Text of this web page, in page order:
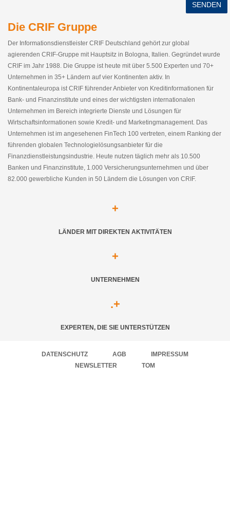
SENDEN
Die CRIF Gruppe
Der Informationsdienstleister CRIF Deutschland gehört zur global
agierenden CRIF-Gruppe mit Hauptsitz in Bologna, Italien. Gegründet wurde
CRIF im Jahr 1988. Die Gruppe ist heute mit über 5.500 Experten und 70+
Unternehmen in 35+ Ländern auf vier Kontinenten aktiv. In
Kontinentaleuropa ist CRIF führender Anbieter von Kreditinformationen für
Bank- und Finanzinstitute und eines der wichtigsten internationalen
Unternehmen im Bereich integrierte Dienste und Lösungen für
Wirtschaftsinformationen sowie Kredit- und Marketingmanagement. Das
Unternehmen ist im angesehenen FinTech 100 vertreten, einem Ranking der
führenden globalen Technologielösungsanbieter für die
Finanzdienstleistungsindustrie. Heute nutzen täglich mehr als 10.500
Banken und Finanzinstitute, 1.000 Versicherungsunternehmen und über
82.000 gewerbliche Kunden in 50 Ländern die Lösungen von CRIF.
+
LÄNDER MIT DIREKTEN AKTIVITÄTEN
+
UNTERNEHMEN
.+
EXPERTEN, DIE SIE UNTERSTÜTZEN
DATENSCHUTZ AGB
IMPRESSUM
NEWSLETTER
TOM